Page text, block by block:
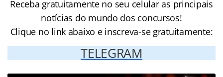
Receba gratuitamente no seu celular as principais
notícias do mundo dos concursos!
Clique no link abaixo e inscreva-se gratuitamente:
TELEGRAM